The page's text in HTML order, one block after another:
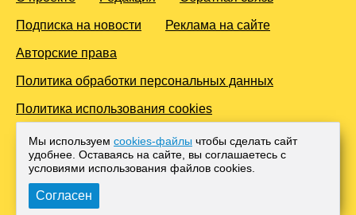
Подписка на новости Реклама на сайте
Авторские права
Политика обработки персональных данных
Политика использования cookies
© 2016-2026 Все права защищены. Для лиц старше 18 лет.
Любое копирование материалов и тиражирование в сети
Интернет, либо печатных изданиях без согласования с
Администрацией проекта, преследуется законом.
Мы используем cookies-файлы чтобы сделать сайт
удобнее. Оставаясь на сайте, вы соглашаетесь с
условиями использования файлов cооkies.
Согласен